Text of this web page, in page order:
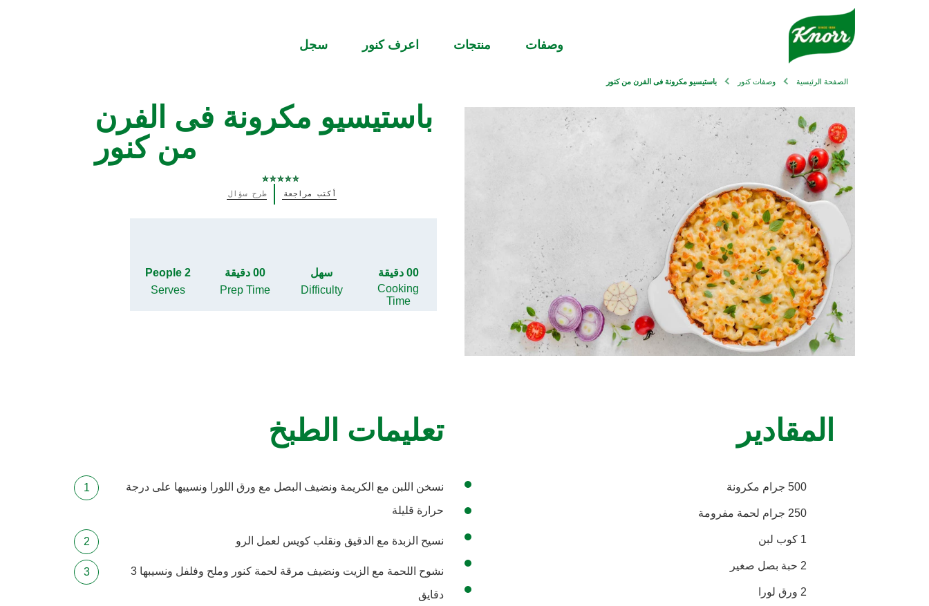
وصفات منتجات اعرف كنور سجل
الصفحة الرئيسية وصفات كنور باستيسيو مكرونة فى الفرن من كنور⁩
باستيسيو مكرونة فى الفرن
من كنور⁩
يتم
أكتب مراجعة طرح سؤال
00 دقيقة
Cooking
Time
سهل
Difficulty
00 دقيقة
Prep Time
2 People
Serves
المقادير
500 جرام مكرونة
250 جرام لحمة مفرومة
1 كوب لبن
2 حبة بصل صغير
2 ورق لورا
تعليمات الطبخ
نسخن اللبن مع الكريمة ونضيف البصل مع ورق اللورا ونسيبها على درجة
حرارة قليلة
نسيح الزبدة مع الدقيق ونقلب كويس لعمل الرو
نشوح اللحمة مع الزيت ونضيف مرقة لحمة كنور وملح وفلفل ونسيبها 3
دقايق